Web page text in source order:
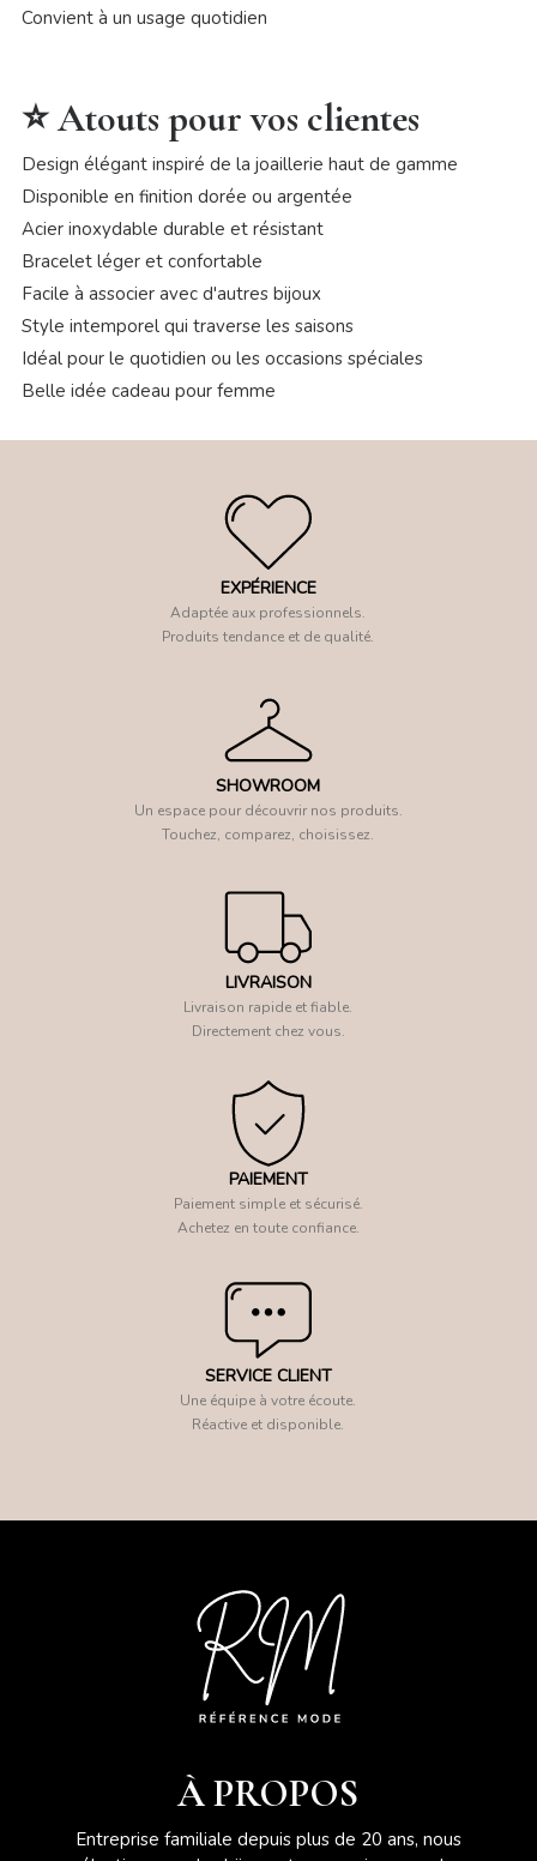
Convient à un usage quotidien
⭐ Atouts pour vos clientes
Design élégant inspiré de la joaillerie haut de gamme
Disponible en finition dorée ou argentée
Acier inoxydable durable et résistant
Bracelet léger et confortable
Facile à associer avec d'autres bijoux
Style intemporel qui traverse les saisons
Idéal pour le quotidien ou les occasions spéciales
Belle idée cadeau pour femme
EXPÉRIENCE
Adaptée aux professionnels.
Produits tendance et de qualité.
SHOWROOM
Un espace pour découvrir nos produits.
Touchez, comparez, choisissez.
LIVRAISON
Livraison rapide et fiable.
Directement chez vous.
PAIEMENT
Paiement simple et sécurisé.
Achetez en toute confiance.
SERVICE CLIENT
Une équipe à votre écoute.
Réactive et disponible.
À PROPOS
Entreprise familiale depuis plus de 20 ans, nous